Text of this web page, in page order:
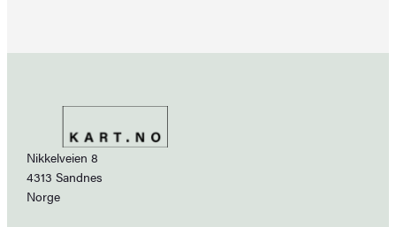
Nikkelveien 8
4313 Sandnes
Norge